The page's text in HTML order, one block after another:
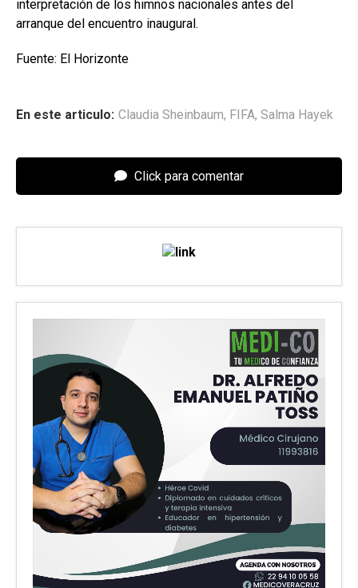
interpretación de los himnos nacionales antes del
arranque del encuentro inaugural.
Fuente: El Horizonte
En este articulo: Claudia Sheinbaum, FIFA, Salma Hayek
Click para comentar